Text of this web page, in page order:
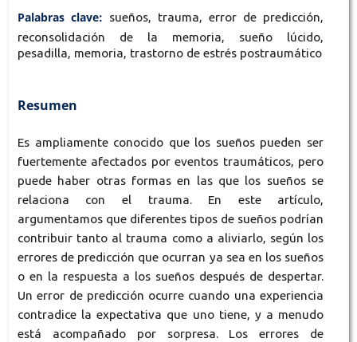
Palabras clave: sueños, trauma, error de predicción,
reconsolidación de la memoria, sueño lúcido,
pesadilla, memoria, trastorno de estrés postraumático
Resumen
Es ampliamente conocido que los sueños pueden ser
fuertemente afectados por eventos traumáticos, pero
puede haber otras formas en las que los sueños se
relaciona con el trauma. En este artículo,
argumentamos que diferentes tipos de sueños podrían
contribuir tanto al trauma como a aliviarlo, según los
errores de predicción que ocurran ya sea en los sueños
o en la respuesta a los sueños después de despertar.
Un error de predicción ocurre cuando una experiencia
contradice la expectativa que uno tiene, y a menudo
está acompañado por sorpresa. Los errores de